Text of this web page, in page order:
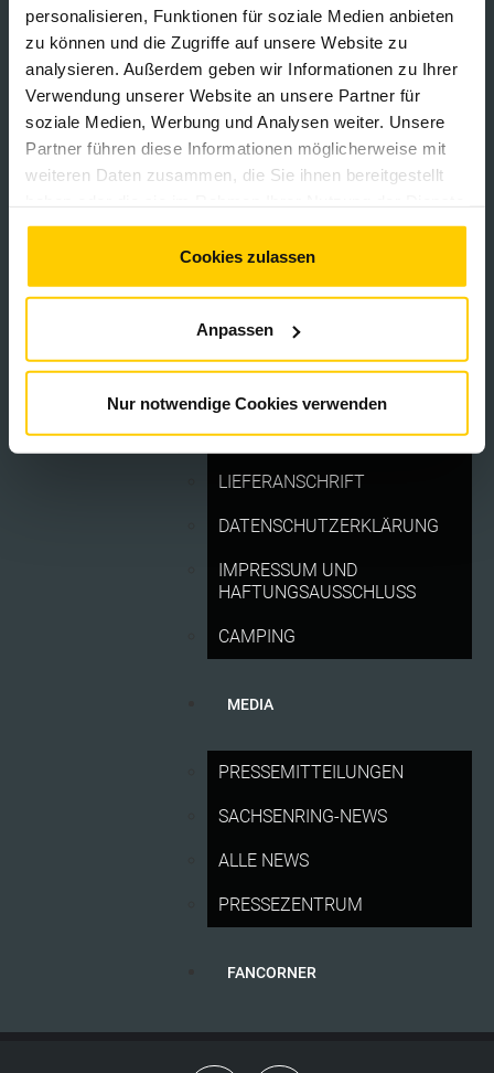
personalisieren, Funktionen für soziale Medien anbieten
zu können und die Zugriffe auf unsere Website zu
analysieren. Außerdem geben wir Informationen zu Ihrer
Verwendung unserer Website an unsere Partner für
soziale Medien, Werbung und Analysen weiter. Unsere
Partner führen diese Informationen möglicherweise mit
weiteren Daten zusammen, die Sie ihnen bereitgestellt
gesammelt haben. Sie geben Einwilligung zu unseren
Cookies, wenn Sie unsere Webseite weiterhin nutzen.
Cookies zulassen
Anpassen
Nur notwendige Cookies verwenden
LIVESTREAMING
ANFAHRT
CAMPING
MOTORRAD GRAND PRIX
SERVICE
ANFAHRT
KONTAKT
LIEFERANSCHRIFT
DATENSCHUTZERKLÄRUNG
IMPRESSUM UND
HAFTUNGSAUSSCHLUSS
CAMPING
MEDIA
PRESSEMITTEILUNGEN
SACHSENRING-NEWS
ALLE NEWS
PRESSEZENTRUM
FANCORNER
Kontakt
ATGB ADAC Sachsen e.V.
Neuer Rekord: Ausverkaufter Sachsenring mit 261.813
100 Jahre Sachsenring: Tickets für die MotoGP 2027